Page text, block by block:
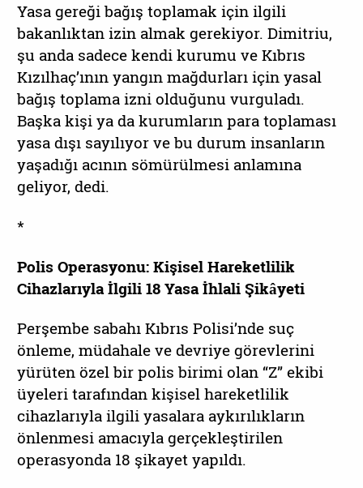
Yasa gereği bağış toplamak için ilgili
bakanlıktan izin almak gerekiyor. Dimitriu,
şu anda sadece kendi kurumu ve Kıbrıs
Kızılhaç’ının yangın mağdurları için yasal
bağış toplama izni olduğunu vurguladı.
Başka kişi ya da kurumların para toplaması
yasa dışı sayılıyor ve bu durum insanların
yaşadığı acının sömürülmesi anlamına
geliyor, dedi.
*
Polis Operasyonu: Kişisel Hareketlilik
Cihazlarıyla İlgili 18 Yasa İhlali Şikâyeti
Perşembe sabahı Kıbrıs Polisi’nde suç
önleme, müdahale ve devriye görevlerini
yürüten özel bir polis birimi olan “Z” ekibi
üyeleri tarafından kişisel hareketlilik
cihazlarıyla ilgili yasalara aykırılıkların
önlenmesi amacıyla gerçekleştirilen
operasyonda 18 şikayet yapıldı.